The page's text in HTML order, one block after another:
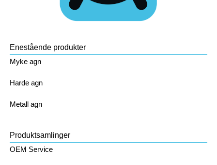
Enestående produkter
Myke agn
Harde agn
Metall agn
Produktsamlinger
OEM Service